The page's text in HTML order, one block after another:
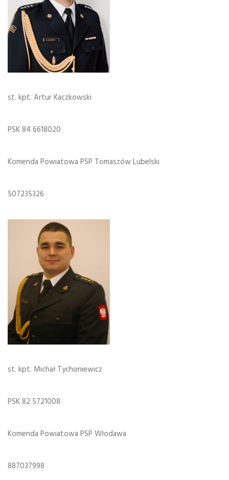
st. kpt. Artur Kaczkowski
PSK 84 6618020
Komenda Powiatowa PSP Tomaszów Lubelski
507235326
st. kpt. Michał Tychoniewicz
PSK 82 5721008
Komenda Powiatowa PSP Włodawa
887037998